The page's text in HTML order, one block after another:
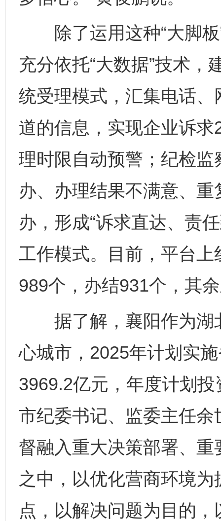
除了运用这种“大脚板
充分依托“大数据”技术
统受理模式，汇集电话
道的信息，实现企业诉
理时限自动预警；纪检
办、办理结果不满意、
办，形成“诉求直达、责
工作模式。目前，平台
989个，办结931个，其
据了解，襄阳作为湖
心城市，2025年计划实
3969.2亿元，年度计划
市纪委书记、监委主任余
督融入重大决策部署、
之中，以优化营商环境
点，以解决问题为目的